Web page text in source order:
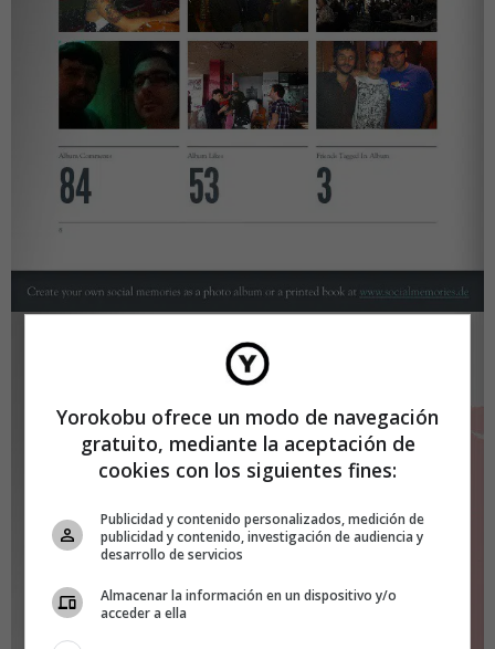
Yorokobu ofrece un modo de navegación
gratuito, mediante la aceptación de
cookies con los siguientes fines:
Publicidad y contenido personalizados, medición de
publicidad y contenido, investigación de audiencia y
desarrollo de servicios
Almacenar la información en un dispositivo y/o
acceder a ella